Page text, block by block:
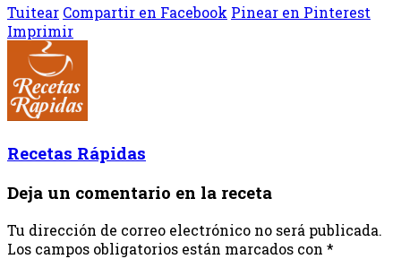
Tuitear Compartir en Facebook Pinear en Pinterest
Imprimir
Recetas Rápidas
Deja un comentario en la receta
Tu dirección de correo electrónico no será publicada.
Los campos obligatorios están marcados con *